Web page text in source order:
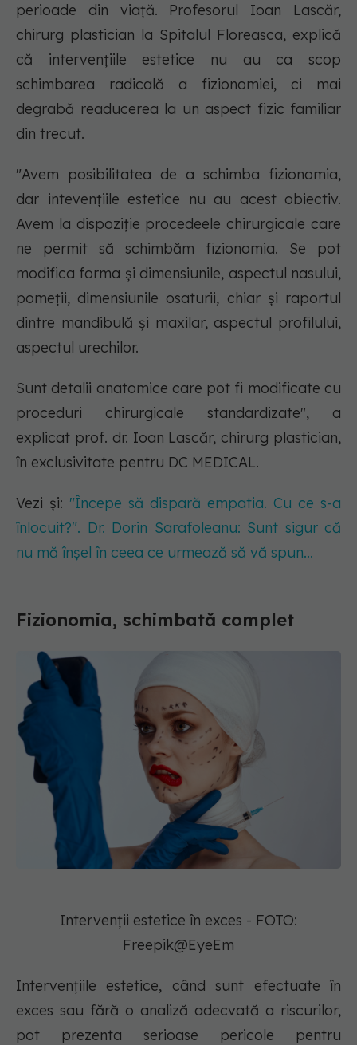
perioade din viață. Profesorul Ioan Lascăr,
chirurg plastician la Spitalul Floreasca, explică
că intervențiile estetice nu au ca scop
schimbarea radicală a fizionomiei, ci mai
degrabă readucerea la un aspect fizic familiar
din trecut.
"Avem posibilitatea de a schimba fizionomia,
dar intevențiile estetice nu au acest obiectiv.
Avem la dispoziție procedeele chirurgicale care
ne permit să schimbăm fizionomia. Se pot
modifica forma și dimensiunile, aspectul nasului,
pomeții, dimensiunile osaturii, chiar și raportul
dintre mandibulă și maxilar, aspectul profilului,
aspectul urechilor.
Sunt detalii anatomice care pot fi modificate cu
proceduri chirurgicale standardizate", a
explicat prof. dr. Ioan Lascăr, chirurg plastician,
în exclusivitate pentru DC MEDICAL.
Vezi și: "Începe să dispară empatia. Cu ce s-a
înlocuit?". Dr. Dorin Sarafoleanu: Sunt sigur că
nu mă înșel în ceea ce urmează să vă spun...
Fizionomia, schimbată complet
Intervenții estetice în exces - FOTO:
Freepik@EyeEm
Intervențiile estetice, când sunt efectuate în
exces sau fără o analiză adecvată a riscurilor,
pot prezenta serioase pericole pentru